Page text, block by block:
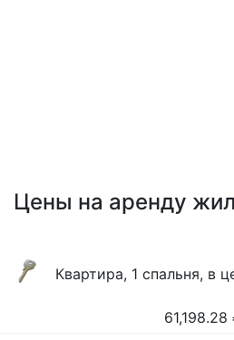
Цены на аренду
Квартира, 1 спальня, в
61,198.28